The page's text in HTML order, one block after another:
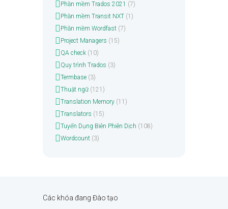
Phần mềm Trados 2021 (7)
Phần mềm Transit NXT(1)
Phần mềm Wordfast(7)
Project Managers (15)
QA check(10)
Quy trình Trados (3)
Termbase(3)
Thuật ngữ(121)
Translation Memory(11)
Translators (15)
Tuyển Dụng Biên Phiên Dịch (108)
Wordcount(3)
Các khóa đang Đào tạo